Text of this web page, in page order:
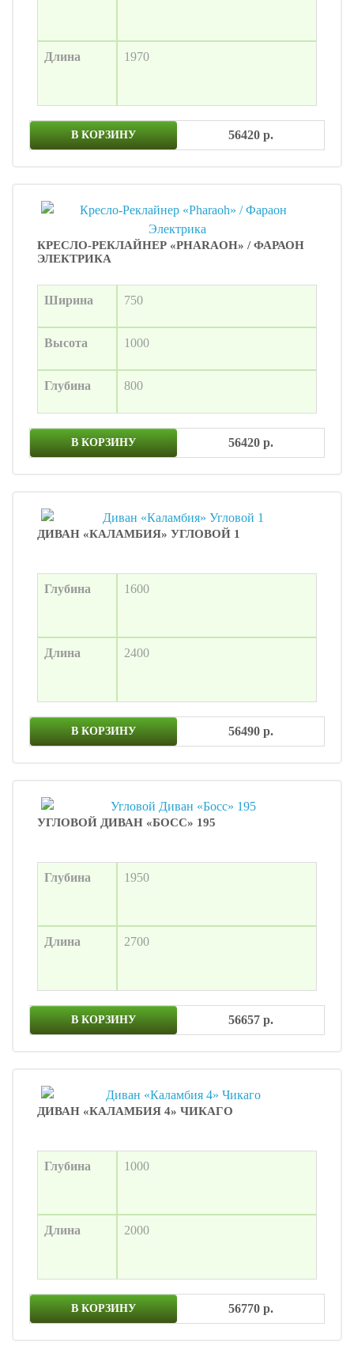
Длина 1970
В КОРЗИНУ 56420 р.
КРЕСЛО-РЕКЛАЙНЕР «PHARAOH» / ФАРАОН
ЭЛЕКТРИКА
Ширина 750
Высота 1000
Глубина 800
В КОРЗИНУ 56420 р.
ДИВАН «КАЛАМБИЯ» УГЛОВОЙ 1
Глубина 1600
Длина 2400
В КОРЗИНУ 56490 р.
УГЛОВОЙ ДИВАН «БОСС» 195
Глубина 1950
Длина 2700
В КОРЗИНУ 56657 р.
ДИВАН «КАЛАМБИЯ 4» ЧИКАГО
Глубина 1000
Длина 2000
В КОРЗИНУ 56770 р.